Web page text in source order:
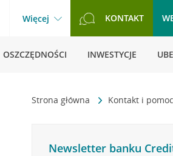
Więcej KONTAKT
OSZCZĘDNOŚCI INWESTYCJE
Strona główna Kontakt i pomoc
Newsletter banku